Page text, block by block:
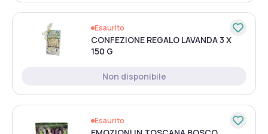
Esaurito
CONFEZIONE REGALO LAVANDA 3 X
150 G
Non disponibile
Esaurito